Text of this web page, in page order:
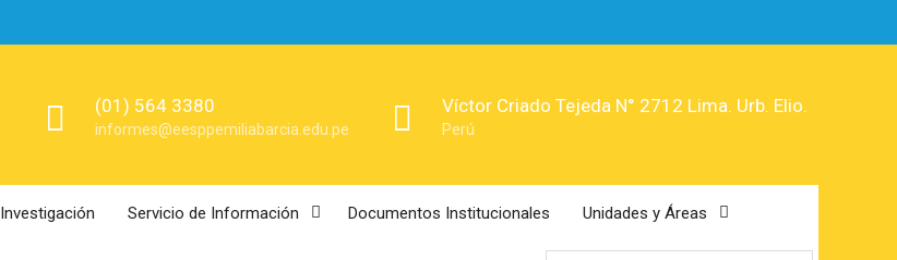
(01) 564 3380
informes@eesppemiliabarcia.edu.pe
Víctor Criado Tejeda N° 2712 Lima. Urb. Elio.
Perú
Investigación Servicio de Información Documentos Institucionales Unidades y Áreas